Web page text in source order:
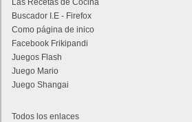
Buscador I.E - Firefox
Como página de inico
Facebook Frikipandi
Juegos Flash
Juego Mario
Juego Shangai
Todos los enlaces